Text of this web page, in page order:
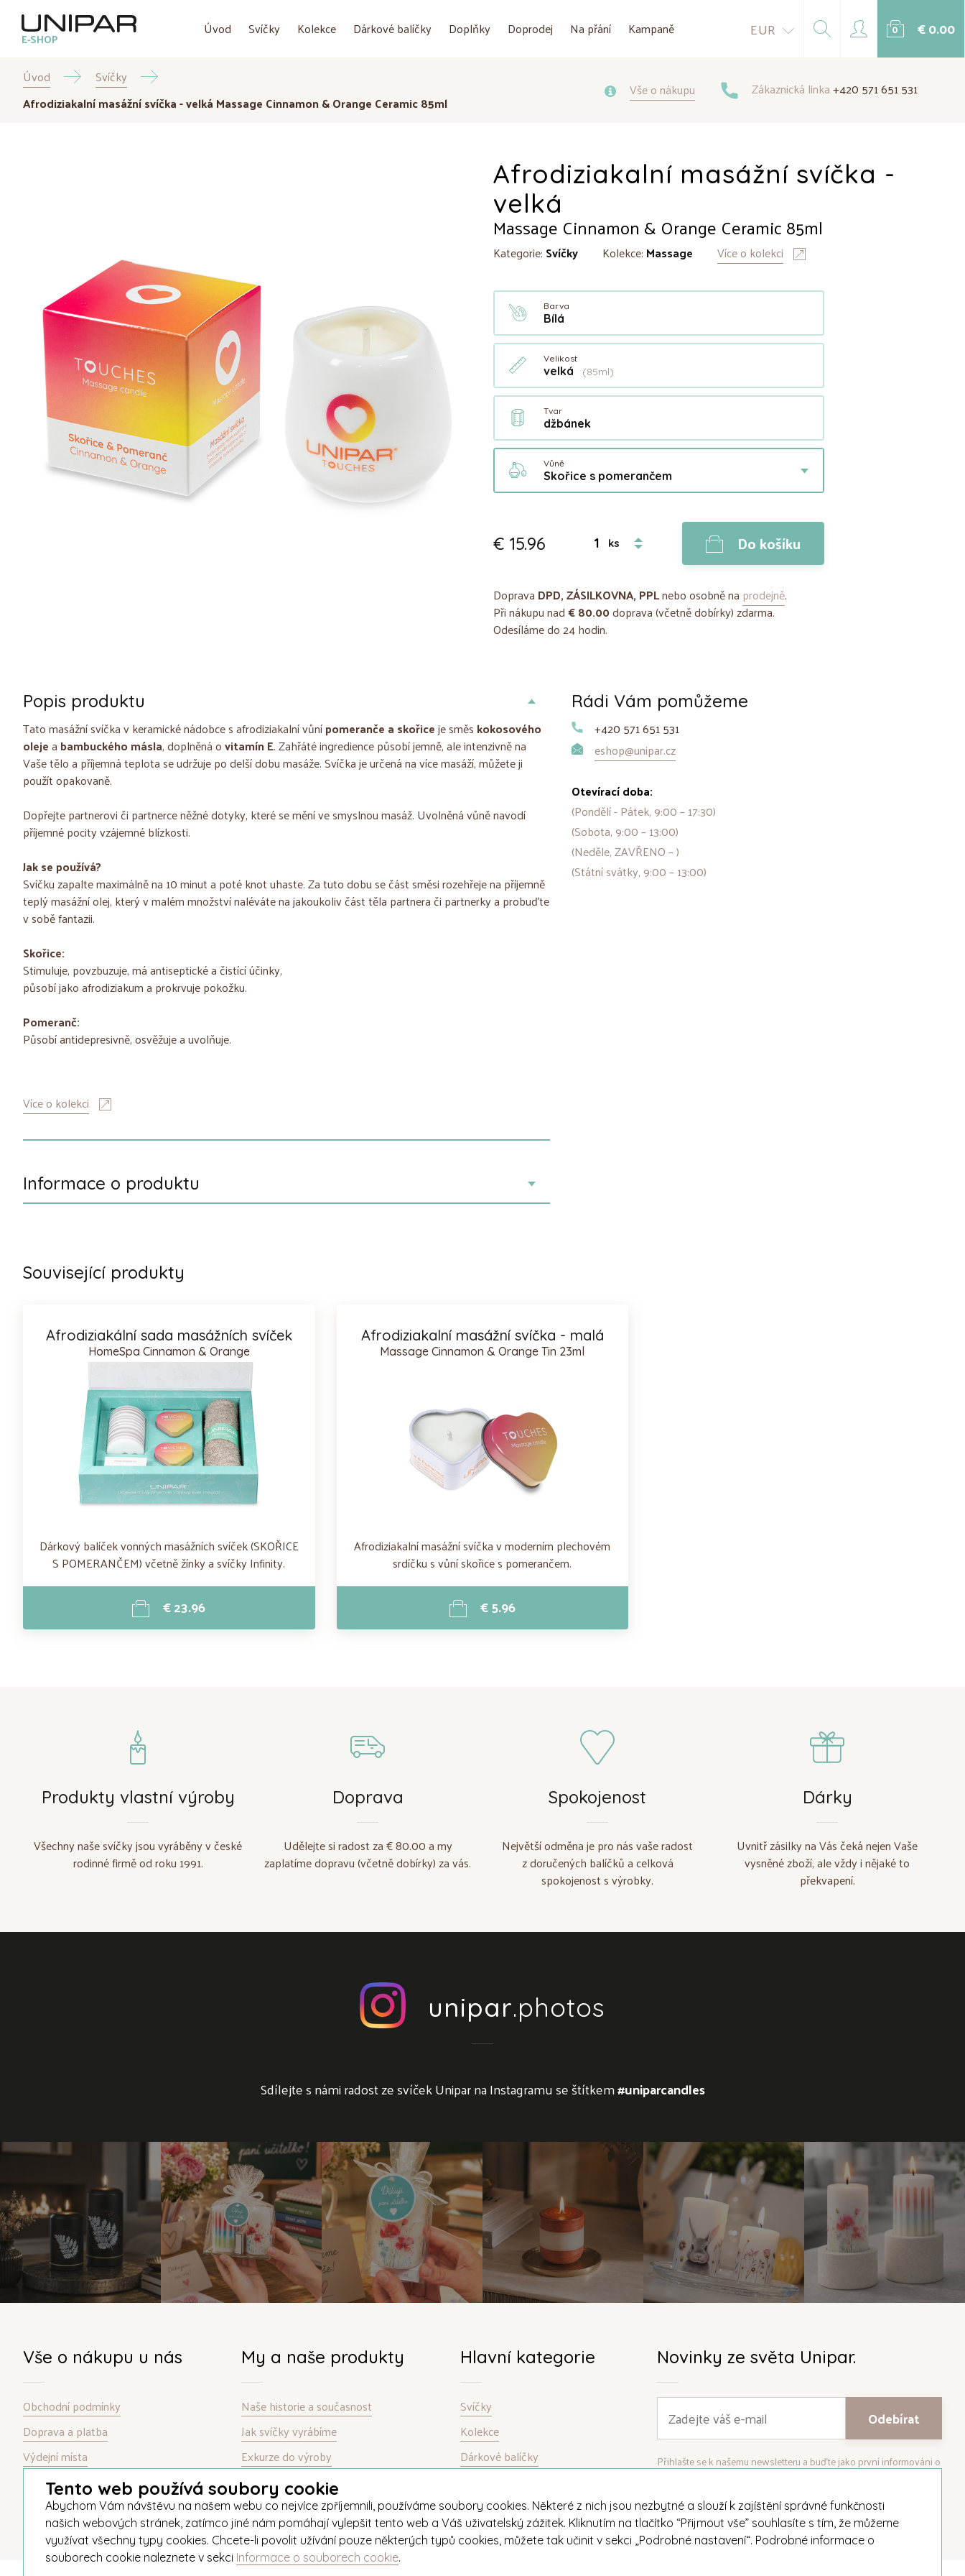
E-SHOP Úvod Svíčky Kolekce Dárkové balíčky Doplňky Doprodej Na přání Kampaně EUR 0 € 0.00
Úvod
Svíčky
Afrodiziakalní masážní svíčka - velká Massage Cinnamon & Orange Ceramic 85ml
Vše o nákupu Zákaznická linka+420 571 651 531
Afrodiziakalní masážní svíčka -
velká
Massage Cinnamon & Orange Ceramic 85ml
Kategorie: Svíčky Kolekce: Massage Více o kolekci
Barva
Bílá
Velikost
velká (85ml)
Tvar
džbánek
Vůně
Skořice s pomerančem
€ 15.96 ks Do košíku
Doprava DPD, ZÁSILKOVNA, PPLnebo osobně na prodejně.
Při nákupu nad€ 80.00doprava (včetně dobírky) zdarma.
Odesíláme do 24 hodin.
Popis produktu
Tato masážní svíčka v keramické nádobce s afrodiziakalní vůnípomeranče a skořiceje směs kokosového
olejea bambuckého másla, doplněná ovitamín E. Zahřáté ingredience působí jemně, ale intenzivně na
Vaše tělo a příjemná teplota se udržuje po delší dobu masáže. Svíčka je určená na více masáží, můžete ji
použít opakovaně.
Dopřejte partnerovi či partnerce něžné dotyky, které se mění ve smyslnou masáž. Uvolněná vůně navodí
příjemné pocity vzájemné blízkosti.
Jak se používá?
Svíčku zapalte maximálně na 10 minut a poté knot uhaste. Za tuto dobu se část směsi rozehřeje na příjemně
teplý masážní olej, který v malém množství naléváte na jakoukoliv část těla partnera či partnerky a probuďte
v sobě fantazii.
Skořice:
Stimuluje, povzbuzuje, má antiseptické a čistící účinky,
působí jako afrodiziakum a prokrvuje pokožku.
Pomeranč:
Působí antidepresivně, osvěžuje a uvolňuje.
Více o kolekci
Informace o produktu
Rádi Vám pomůžeme
+420 571 651 531
eshop@unipar.cz
Otevírací doba:
(Pondělí - Pátek, 9:00 – 17:30)
(Sobota, 9:00 – 13:00)
(Neděle, ZAVŘENO – )
(Státní svátky, 9:00 – 13:00)
Související produkty
Afrodiziakální sada masážních svíček
HomeSpa Cinnamon & Orange
Dárkový balíček vonných masážních svíček (SKOŘICE
S POMERANČEM) včetně žínky a svíčky Infinity.
€ 23.96
Afrodiziakalní masážní svíčka - malá
Massage Cinnamon & Orange Tin 23ml
Afrodiziakalní masážní svíčka v moderním plechovém
srdíčku s vůní skořice s pomerančem.
€ 5.96
Produkty vlastní výroby
Všechny naše svíčky jsou vyráběny v české
rodinné firmě od roku 1991.
Doprava
Udělejte si radost za € 80.00 a my
zaplatíme dopravu (včetně dobírky) za vás.
Spokojenost
Největší odměna je pro nás vaše radost
z doručených balíčků a celková
spokojenost s výrobky.
Dárky
Uvnitř zásilky na Vás čeká nejen Vaše
vysněné zboží, ale vždy i nějaké to
překvapení.
unipar.photos
Sdílejte s námi radost ze svíček Unipar na Instagramu se štítkem#uniparcandles
Vše o nákupu u nás
Obchodní podmínky
Doprava a platba
Výdejní místa
Garance spokojenosti
Informace o souborech cookie
My a naše produkty
Naše historie a současnost
Jak svíčky vyrábíme
Exkurze do výroby
Kontakt
Hlavní kategorie
Svíčky
Kolekce
Dárkové balíčky
Novinky ze světa Unipar.
Přihlašte se k našemu newsletteru a buďte jako první informováni o
Tento web používá soubory cookie
Abychom Vám návštěvu na našem webu co nejvíce zpříjemnili, používáme soubory cookies. Některé z nich jsou nezbytné a slouží k zajíštění správné funkčnosti
našich webových stránek, zatímco jiné nám pomáhají vylepšit tento web a Váš uživatelský zážitek. Kliknutím na tlačítko “Přijmout vše” souhlasíte s tím, že můžeme
využívat všechny typy cookies. Chcete-li povolit užívání pouze některých typů cookies, můžete tak učinit v sekci „Podrobné nastavení“. Podrobné informace o
souborech cookie naleznete v sekci Informace o souborech cookie.